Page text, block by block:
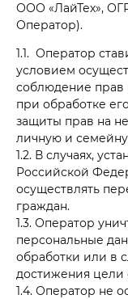
ООО «ЛайТех»,
Оператор).
1.1. Оператор
условием
соблюдение прав
при обработке
защиты прав на
личную и
1.2. В случаях,
Российской
осуществлять
граждан.
1.3. Оператор
персональные
обработки или в
достижения цели
1.4. Оператор не